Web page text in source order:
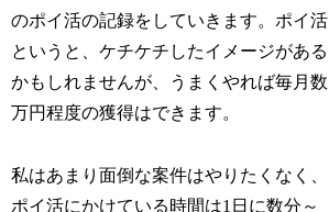
のポイ活の記録をしていきます。ポイ活
というと、ケチケチしたイメージがある
かもしれませんが、うまくやれば毎月数
万円程度の獲得はできます。
私はあまり面倒な案件はやりたくなく、
ポイ活にかけている時間は1日に数分～